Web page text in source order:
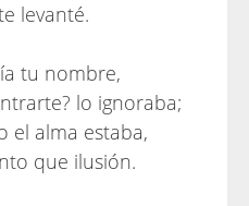
levanté.
tu nombre,
lo ignoraba;
el alma estaba,
que ilusión.